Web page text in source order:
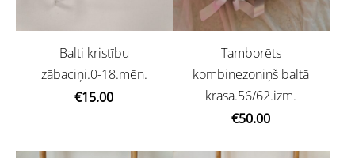
Balti kristību
zābaciņi.0-18.mēn.
€15.00
Tamborēts
kombinezoniņš baltā
krāsā.56/62.izm.
€50.00